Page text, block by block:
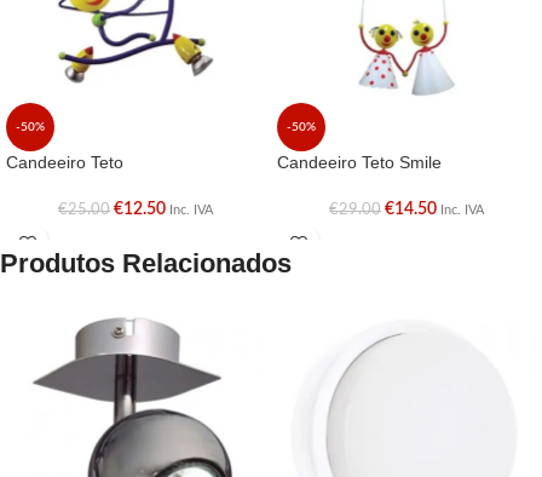
-50%
Candeeiro Teto
€25.00 €12.50 Inc. IVA
-50%
Candeeiro Teto Smile
€29.00 €14.50 Inc. IVA
Produtos Relacionados